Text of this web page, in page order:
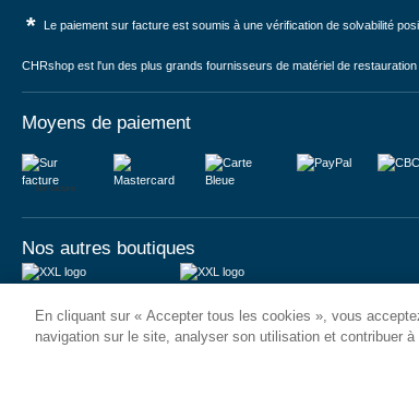
* Le paiement sur facture est soumis à une vérification de solvabilité
CHRshop est l'un des plus grands fournisseurs de matériel de
Moyens de paiement
Sur facture
Nos autres boutiques
Königsborner Straße 26a
39175 Biederitz | Deutschland
Vrijheidweg 34
1521RR Wormerveer | Nederland
En cliquant sur « Accepter tous les cookies », vous
navigation sur le site, analyser son utilisation et contribuer